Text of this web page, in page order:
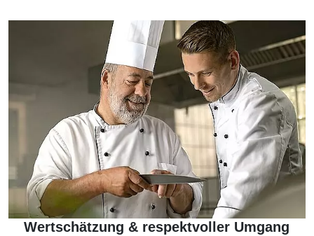
Wertschätzung & respektvoller Umgang